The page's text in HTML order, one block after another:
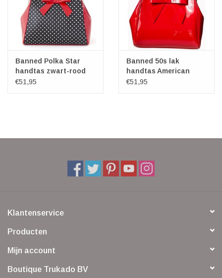
Banned Polka Star
handtas zwart-rood
€51,95
Banned 50s lak
handtas American
Vintage (rood)
€51,95
Klantenservice
Producten
Mijn account
Boutique Trukado BV